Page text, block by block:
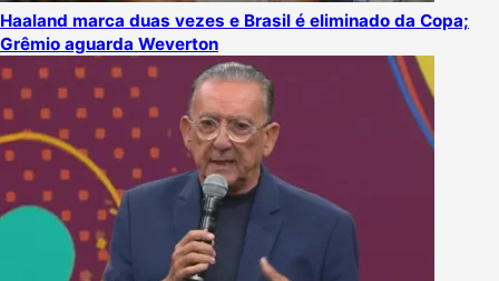
Haaland marca duas vezes e Brasil é eliminado da Copa;
Grêmio aguarda Weverton